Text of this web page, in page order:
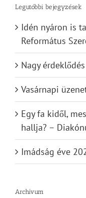
Legutóbbi bejegyzések
Idén nyáron is
Református
Nagy
Vasárnapi
Egy fa kidől,
hallja? –
Imádság éve
Archívum